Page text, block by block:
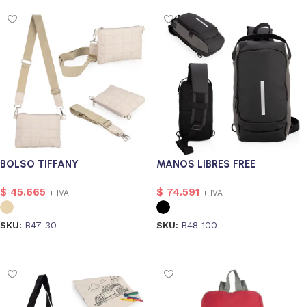
BOLSO TIFFANY
$ 45.665 + IVA
SKU: B47-30
MANOS LIBRES FREE
$ 74.591 + IVA
SKU: B48-100